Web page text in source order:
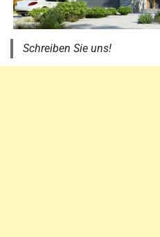
Schreiben Sie uns!